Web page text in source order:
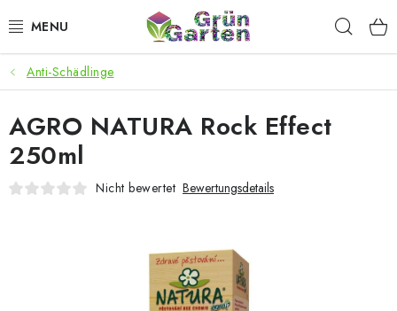
Inhalt
ANGEBOTE
LED PFLANZENLAMPEN
ANBAUBEDARF FÜR DEN HEIMANBAU
Anti-Schädlinge
AGRO NATURA Rock Effect
250ml
Nicht bewertet Bewertungsdetails